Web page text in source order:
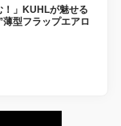
！」KUHLが魅せる
型フラップエアロ